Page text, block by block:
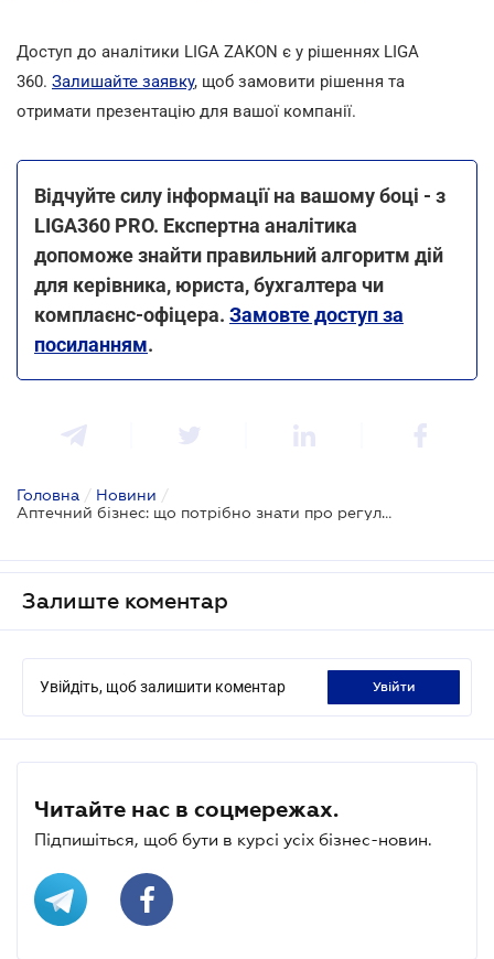
Доступ до аналітики LIGA ZAKON є у рішеннях LIGA
360. Залишайте заявку, щоб замовити рішення та
отримати презентацію для вашої компанії.
Відчуйте силу інформації на вашому боці - з
LIGA360 PRO. Експертна аналітика
допоможе знайти правильний алгоритм дій
для керівника, юриста, бухгалтера чи
комплаєнс-офіцера. Замовте доступ за
посиланням.
Головна / Новини /
Аптечний бізнес: що потрібно знати про регулювання, бухгалтерський та податковий облік
Залиште коментар
Увійдіть, щоб залишити коментар увійти
Читайте нас в соцмережах.
Підпишіться, щоб бути в курсі усіх бізнес-новин.